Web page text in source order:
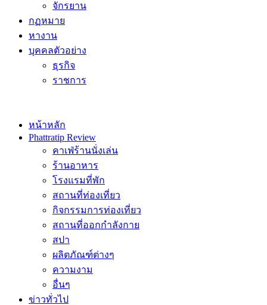
จักรยาน
กฏหมาย
หางาน
บุคคลตัวอย่าง
ธุรกิจ
ราชการ
หน้าหลัก
Phattratip Review
คาเฟ่ร้านนั่งเล่น
ร้านอาหาร
โรงแรมที่พัก
สถานที่ท่องเที่ยว
กิจกรรมการท่องเที่ยว
สถานที่ออกกำลังกาย
สปา
ผลิตภัณฑ์ต่างๆ
ความงาม
อื่นๆ
ข่าวทั่วไป